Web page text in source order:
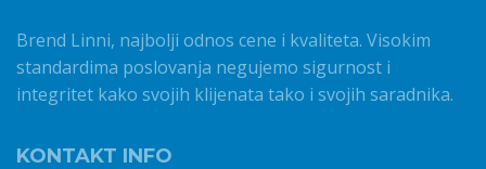
Brend Linni, najbolji odnos cene i kvaliteta. Visokim
standardima poslovanja negujemo sigurnost i
integritet kako svojih klijenata tako i svojih saradnika.
KONTAKT INFO